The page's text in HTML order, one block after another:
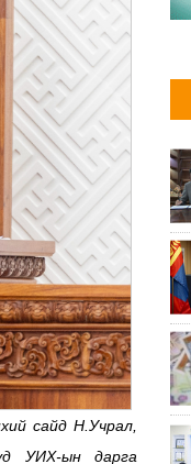
сайд Н.Учрал,
УИХ-ын дарга